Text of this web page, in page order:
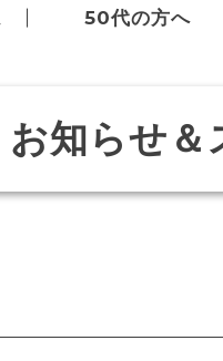
50代の方へ
お知らせ＆